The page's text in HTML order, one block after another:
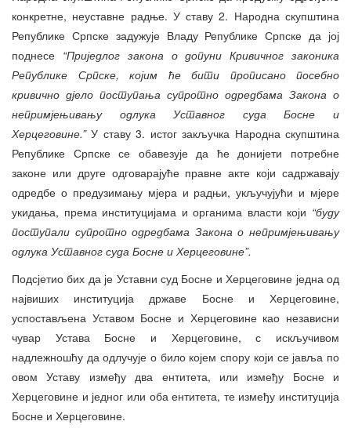
конкретне, неуставне радње. У ставу 2. Народна скупштина
Републике Српске задужује Владу Републике Српске да јој
поднесе “Приједлог закона о допуни Кривичног законика
Републике Српске, којим ће бити прописано посебно
кривично дјело поступања супротно одредбама Закона о
непримјењивању одлука Уставног суда Босне и
Херцеговине.”У ставу 3. истог закључка Народна скупштина
Републике Српске се обавезује да ће донијети потребне
законе или друге одговарајуће правне акте који садржавају
одредбе о предузимању мјера и радњи, укључујући и мјере
укидања, према институцијама и органима власти који “буду
поступали супротно одредбама Закона о непримјењивању
одлука Уставног суда Босне и Херцеговине”.
Подсјетио бих да је Уставни суд Босне и Херцеговине једна од
највиших институција државе Босне и Херцеговине,
успостављена Уставом Босне и Херцеговине као независни
чувар Устава Босне и Херцеговине, с искључивом
надлежношћу да одлучује о било којем спору који се јавља по
овом Уставу између два ентитета, или између Босне и
Херцеговине и једног или оба ентитета, те између институција
Босне и Херцеговине.